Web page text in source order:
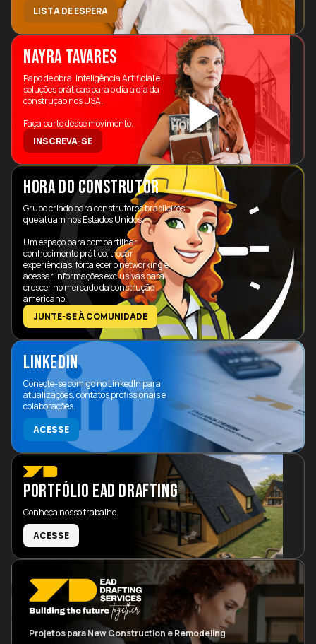
LISTA DE ESPERA
NAYRA TAVARES
Papo de obra, Inteligência Artificial e
soluções práticas para o dia a dia da
construção nos USA.
Faça parte desse movimento.
INSCREVA-SE
HORA DO CONSTRUTOR
Grupo criado para construtores brasileiros
que atuam nos Estados Unidos.
Um espaço para compartilhar
conhecimento prático, trocar
experiências, fortalecer o networking e
acessar informações exclusivas para
crescer no mercado da construção
americano.
JUNTE-SE À COMUNIDADE
LINKEDIN
Conecte-se comigo no LinkedIn para
atualizações, contatos profissionais e
colaborações.
ACESSE
PORTFÓLIO EAD Drafting
Conheça nosso trabalho.
ACESSE
Projetos para New Construction e Remodeling